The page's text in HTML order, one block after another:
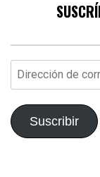
Dirección
de
electrónico
Suscribir